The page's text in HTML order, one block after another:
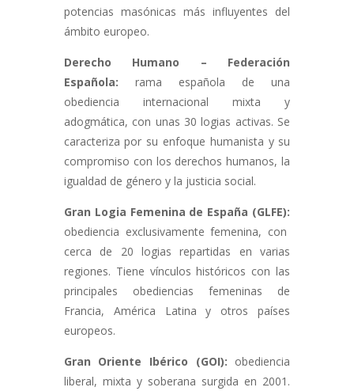
potencias masónicas más influyentes del
ámbito europeo.
Derecho Humano – Federación
Española: rama española de una
obediencia internacional mixta y
adogmática, con unas 30 logias activas. Se
caracteriza por su enfoque humanista y su
compromiso con los derechos humanos, la
igualdad de género y la justicia social.
Gran Logia Femenina de España (GLFE):
obediencia exclusivamente femenina, con
cerca de 20 logias repartidas en varias
regiones. Tiene vínculos históricos con las
principales obediencias femeninas de
Francia, América Latina y otros países
europeos.
Gran Oriente Ibérico (GOI): obediencia
liberal, mixta y soberana surgida en 2001.